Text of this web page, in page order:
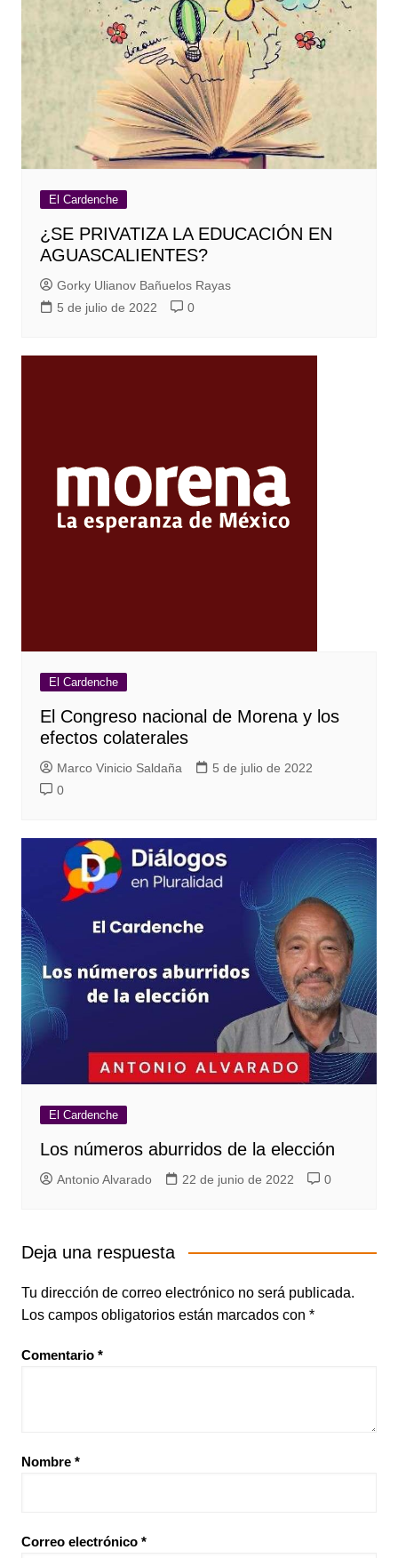
El Cardenche
¿SE PRIVATIZA LA EDUCACIÓN EN
AGUASCALIENTES?
Gorky Ulianov Bañuelos Rayas
5 de julio de 2022
0
El Cardenche
El Congreso nacional de Morena y los
efectos colaterales
Marco Vinicio Saldaña
5 de julio de 2022
0
El Cardenche
Los números aburridos de la elección
Antonio Alvarado 22 de junio de 2022 0
Deja una respuesta
Tu dirección de correo electrónico no será publicada.
Los campos obligatorios están marcados con *
Comentario *
Nombre *
Correo electrónico *